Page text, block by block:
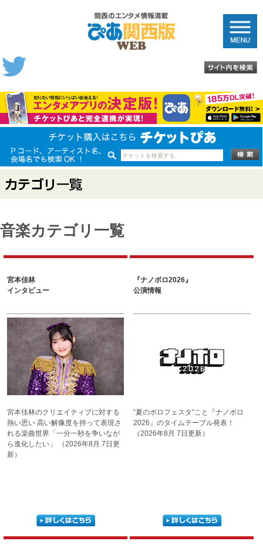
音楽カテゴリ一覧
宮本佳林
インタビュー
宮本佳林のクリエイティブに対する
熱い思い 高い解像度を持って表現さ
れる楽曲世界 「一分一秒を争いなが
ら進化したい」
（2026年8月 7日更
新）
『ナノボロ2026』
公演情報
“夏のボロフェスタ”こと
『ナノボロ
2026』のタイムテーブル発表！
（2026年8月 7日更新）